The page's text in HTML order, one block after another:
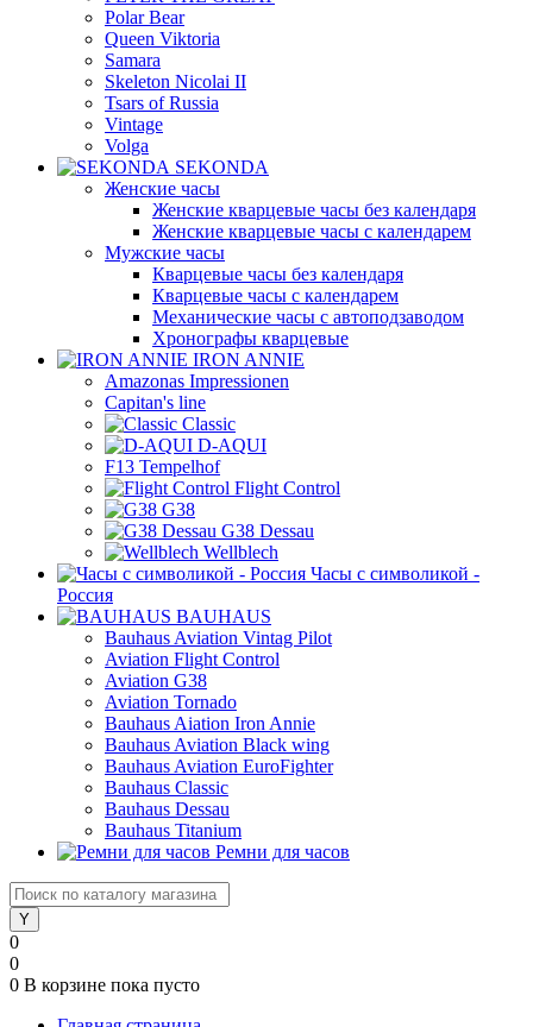
Polar Bear
Queen Viktoria
Samara
Skeleton Nicolai II
Tsars of Russia
Vintage
Volga
SEKONDA
Женские часы
Женские кварцевые часы без календаря
Женские кварцевые часы с календарем
Мужские часы
Кварцевые часы без календаря
Кварцевые часы с календарем
Механические часы с автоподзаводом
Хронографы кварцевые
IRON ANNIE
Amazonas Impressionen
Capitan's line
Classic
D-AQUI
F13 Tempelhof
Flight Control
G38
G38 Dessau
Wellblech
Часы с символикой -
Россия
BAUHAUS
Bauhaus Aviation Vintag Pilot
Aviation Flight Control
Aviation G38
Aviation Tornado
Bauhaus Aiation Iron Annie
Bauhaus Aviation Black wing
Bauhaus Aviation EuroFighter
Bauhaus Classic
Bauhaus Dessau
Bauhaus Titanium
Ремни для часов
0
0
0 В корзине пока пусто